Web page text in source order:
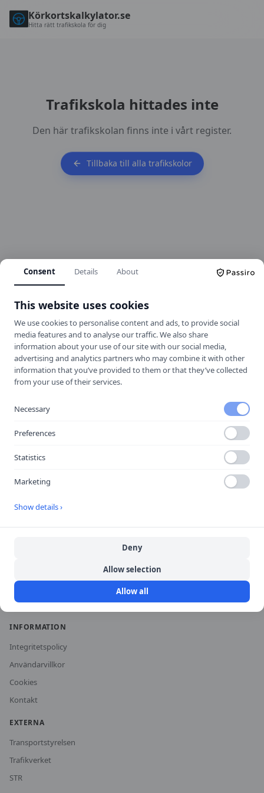
Körkortskalkylator.se
Hitta rätt trafikskola för dig
Trafikskola hittades inte
Den här trafikskolan finns inte i vårt register.
Tillbaka till alla trafikskolor
Körkortskalkylator
Hitta rätt trafikskola för dig.
UTFORSKA
Jämför trafikskolor
Kalkylator
Trafikskolor
Vägmärken
Halkbanor
Lokala guider
Om oss
Vanliga frågor
INFORMATION
Integritetspolicy
Användarvillkor
Cookies
Kontakt
EXTERNA
Transportstyrelsen
Trafikverket
STR
Consent Details About
This website uses cookies
We use cookies to personalise content and ads, to provide social
media features and to analyse our traffic. We also share
information about your use of our site with our social media,
advertising and analytics partners who may combine it with other
information that you’ve provided to them or that they’ve collected
from your use of their services.
Necessary
Preferences
Statistics
Marketing
Show details ›
Deny
Allow selection
Allow all